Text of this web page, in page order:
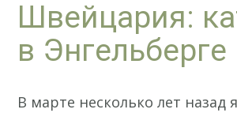
Швейцария:
в Энгельберге
В марте несколько лет назад